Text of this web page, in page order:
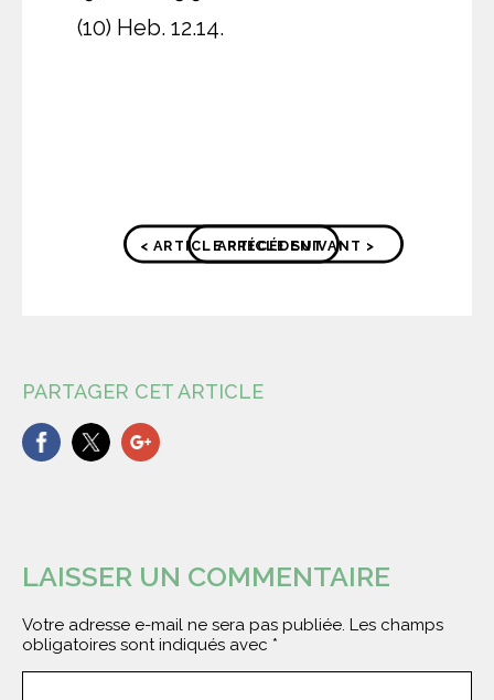
(10) Heb. 12.14.
< ARTICLE PRÉCÉDENT
ARTICLE SUIVANT >
PARTAGER CET ARTICLE
LAISSER UN COMMENTAIRE
Votre adresse e-mail ne sera pas publiée. Les champs
obligatoires sont indiqués avec *